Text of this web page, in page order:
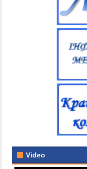
Video